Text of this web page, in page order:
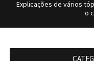
Explicações de vários
o